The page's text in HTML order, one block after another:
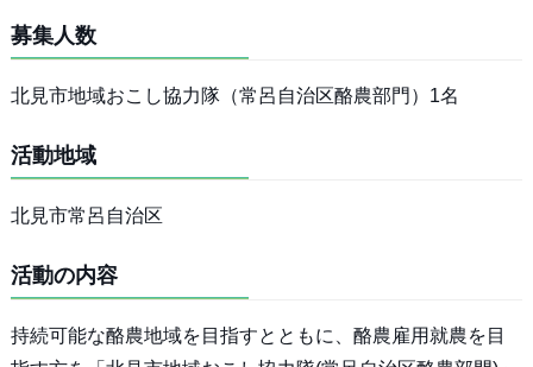
募集人数
北見市地域おこし協力隊（常呂自治区酪農部門）1名
活動地域
北見市常呂自治区
活動の内容
持続可能な酪農地域を目指すとともに、酪農雇用就農を目